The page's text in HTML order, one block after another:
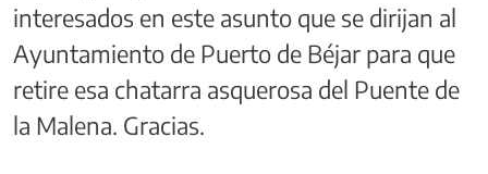
interesados en este asunto que se dirijan al
Ayuntamiento de Puerto de Béjar para que
retire esa chatarra asquerosa del Puente de
la Malena. Gracias.